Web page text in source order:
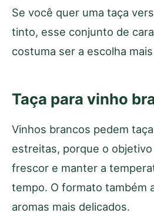
Se você quer uma taça
tinto, esse conjunto de
costuma ser a escolha
Taça para vinho
Vinhos brancos pedem
estreitas, porque o
frescor e manter a
tempo. O formato também
aromas mais delicados.